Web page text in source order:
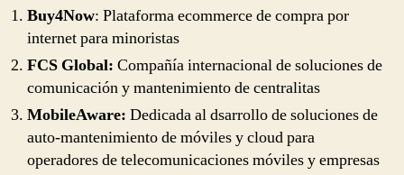
Buy4Now: Plataforma ecommerce de compra por
internet para minoristas
FCS Global: Compañía internacional de soluciones de
comunicación y mantenimiento de centralitas
MobileAware: Dedicada al dsarrollo de soluciones de
auto-mantenimiento de móviles y cloud para
operadores de telecomunicaciones móviles y empresas